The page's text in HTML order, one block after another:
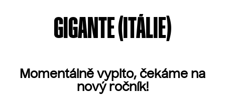
GIGANTE (ITÁLIE)
Momentálně vypito, čekáme na
nový ročník!